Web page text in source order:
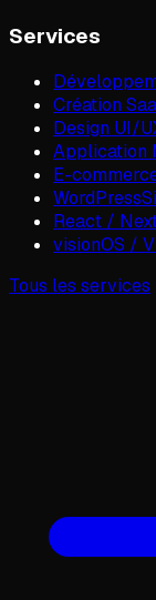
Services
Création
Design UI/
Application
E-
WordPress
React /
visionOS /
Tous les services